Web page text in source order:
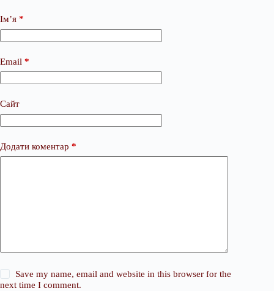
Ім’я *
Email *
Сайт
Додати коментар *
Save my name, email and website in this browser for the
next time I comment.